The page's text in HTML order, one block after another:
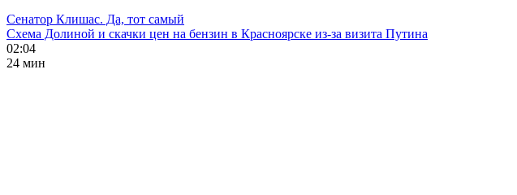
Сенатор Клишас. Да, тот самый
Схема Долиной и скачки цен на бензин в Красноярске из-за визита Путина
02:04
24 мин